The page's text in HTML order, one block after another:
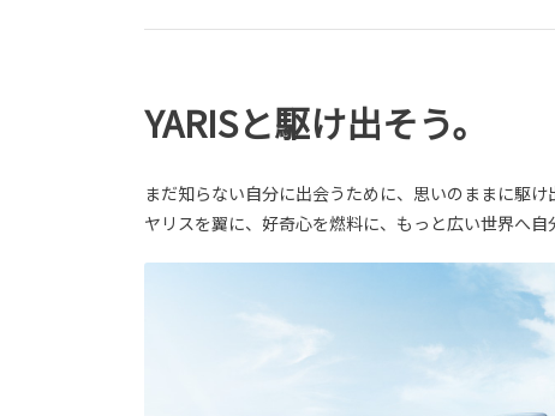
YARISと駆け出そう。
まだ知らない自分に出会うために、思いのままに駆け
ヤリスを翼に、好奇心を燃料に、もっと広い世界へ自